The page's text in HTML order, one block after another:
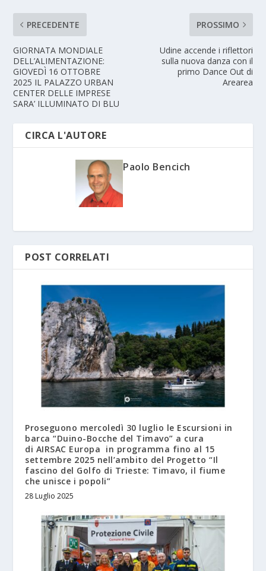
PRECEDENTE
GIORNATA MONDIALE
DELL’ALIMENTAZIONE:
GIOVEDÌ 16 OTTOBRE
2025 IL PALAZZO URBAN
CENTER DELLE IMPRESE
SARA’ ILLUMINATO DI BLU
PROSSIMO
Udine accende i riflettori
sulla nuova danza con il
primo Dance Out di
Arearea
CIRCA L'AUTORE
Paolo Bencich
POST CORRELATI
Proseguono mercoledì 30 luglio le Escursioni in
barca “Duino-Bocche del Timavo” a cura
di AIRSAC Europa in programma fino al 15
settembre 2025 nell’ambito del Progetto “Il
fascino del Golfo di Trieste: Timavo, il fiume
che unisce i popoli”
28 Luglio 2025